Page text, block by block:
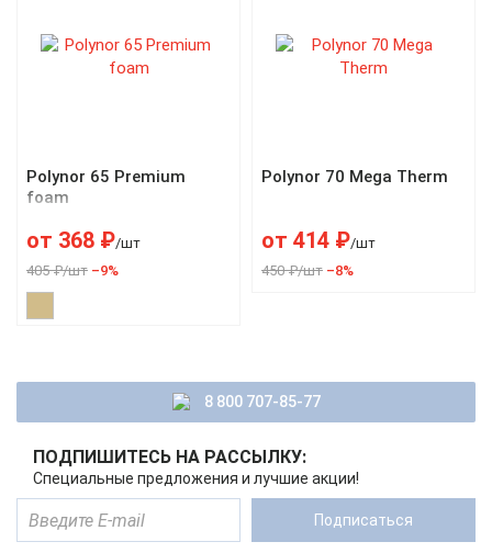
Polynor 65 Premium
foam
от 368 ₽/шт
405 ₽/шт –9%
Polynor 70 Mega Therm
от 414 ₽/шт
450 ₽/шт –8%
8 800 707-85-77
ПОДПИШИТЕСЬ НА РАССЫЛКУ:
Специальные предложения и лучшие акции!
Подписаться